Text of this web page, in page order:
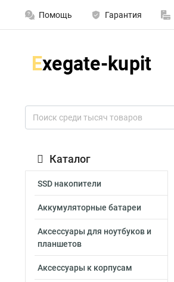
Помощь Гарантия
Каталог
SSD накопители
Аккумуляторные батареи
Аксессуары для ноутбуков и
планшетов
Аксессуары к корпусам